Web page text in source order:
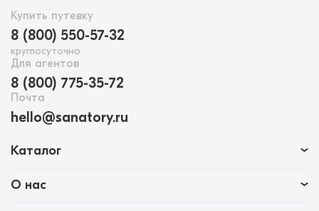
Купить путевку
8 (800) 550-57-32
круглосуточно
Для агентов
8 (800) 775-35-72
Почта
hello@sanatory.ru
Каталог
О нас